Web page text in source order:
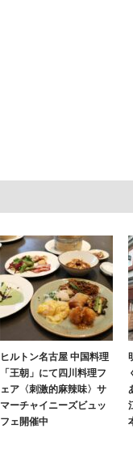
ヒルトン名古屋 中国料理
「王朝」にて四川料理フ
ェア〈刺激的麻辣味〉サ
マーチャイニーズビュッ
フェ開催中